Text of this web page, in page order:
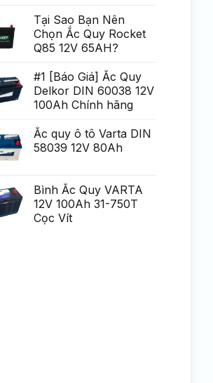
tiga
mult
mai
Chirurgie
mult
mai
pu?
Tại Sao Bạn Nên
Chọn Ắc Quy Rocket
Q85 12V 65AH?
#1 [Báo Giá] Ắc Quy
Delkor DIN 60038 12V
100Ah Chính hãng
Ắc quy ô tô Varta DIN
58039 12V 80Ah
Bình Ắc Quy VARTA
12V 100Ah 31-750T
Cọc Vít